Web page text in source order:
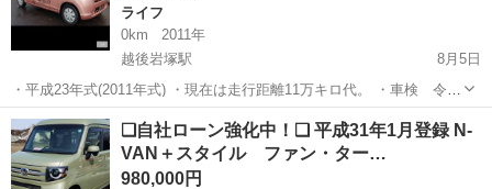
ライフ
0km
2011年
越後岩塚駅
8月5日
・平成23年式(2011年式) ・現在は走行距離11万キロ代。 ・車検 令和
10年2月まであり。 ・スタッドレスタイヤもあり。 ・リサイクル券は
あります。 車検が長くて、走れば全然OKという人向けです。 ※前回
車検時に...
新潟 長岡市 越後岩塚駅 ライフ 走行距離
❑自社ローン強化中！❑ 平成31年1月登録 N-
VAN＋スタイル ファン・ター…
980,000円